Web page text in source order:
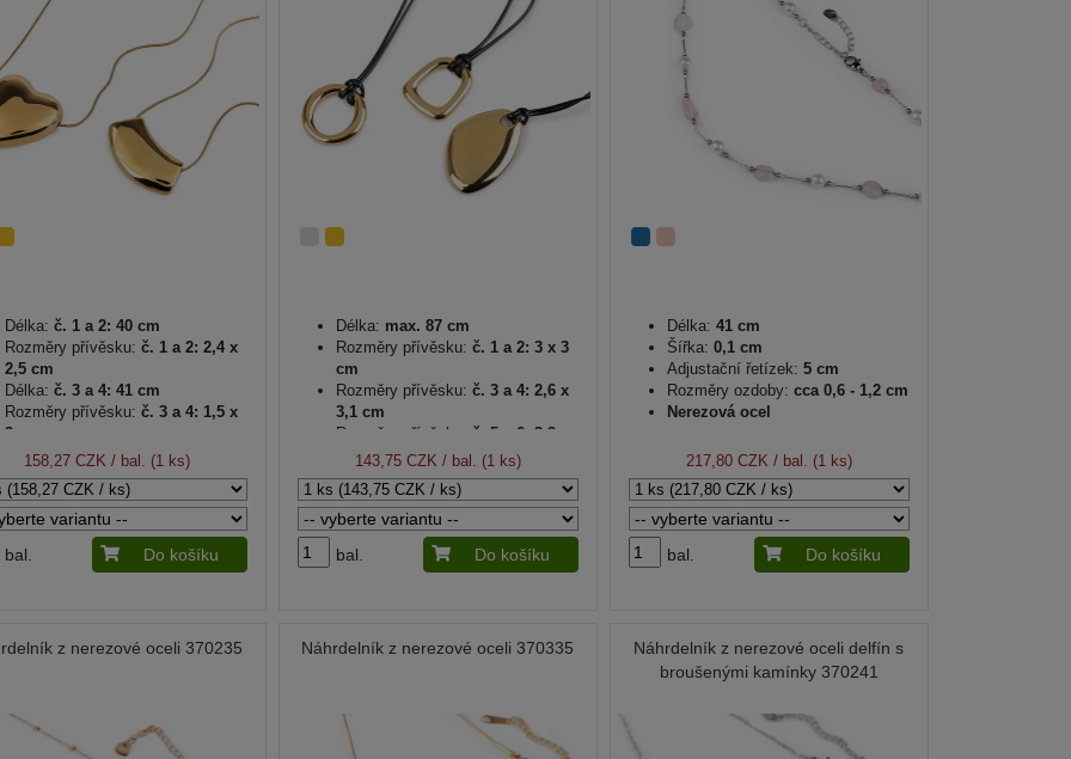
Délka: č. 1 a 2: 40 cm
Rozměry přívěsku: č. 1 a 2: 2,4 x
2,5 cm
Délka: č. 3 a 4: 41 cm
Rozměry přívěsku: č. 3 a 4: 1,5 x
3 cm
Adjustační řetízek:5 cm
158,27 CZK / bal. (1 ks)
bal. Do košíku
Délka: max. 87 cm
Rozměry přívěsku: č. 1 a 2: 3 x 3
cm
Rozměry přívěsku: č. 3 a 4: 2,6 x
3,1 cm
Rozměry přívěsku:
č. 5 a 6: 3,3 x
4,6 cm
Nerezová ocel
143,75 CZK / bal. (1 ks)
bal. Do košíku
Délka: 41 cm
Šířka: 0,1 cm
Adjustační řetízek: 5 cm
Rozměry ozdoby: cca 0,6 - 1,2 cm
Nerezová ocel
217,80 CZK / bal. (1 ks)
bal. Do košíku
z nerezové oceli 370235 Náhrdelník z nerezové oceli 370335
Náhrdelník z nerezové oceli delfín s
broušenými kamínky 370241